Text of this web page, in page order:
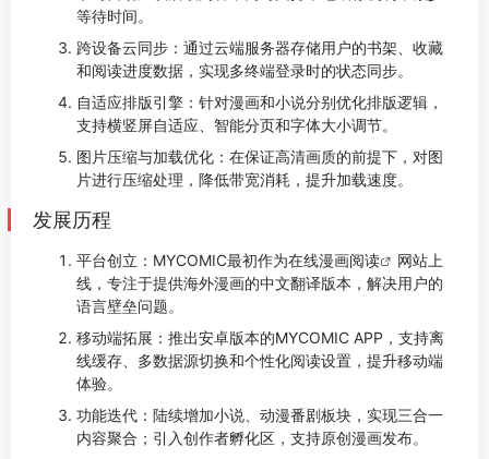
等待时间。
跨设备云同步：通过云端服务器存储用户的书架、收藏
和阅读进度数据，实现多终端登录时的状态同步。
自适应排版引擎：针对漫画和小说分别优化排版逻辑，
支持横竖屏自适应、智能分页和字体大小调节。
图片压缩与加载优化：在保证高清画质的前提下，对图
片进行压缩处理，降低带宽消耗，提升加载速度。
发展历程
平台创立：MYCOMIC最初作为在线漫画阅读
网站上
线，专注于提供海外漫画的中文翻译版本，解决用户的
语言壁垒问题。
移动端拓展：推出安卓版本的MYCOMIC APP，支持离
线缓存、多数据源切换和个性化阅读设置，提升移动端
体验。
功能迭代：陆续增加小说、动漫番剧板块，实现三合一
内容聚合；引入创作者孵化区，支持原创漫画发布。